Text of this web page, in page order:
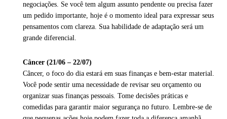
negociações. Se você tem algum assunto pendente ou precisa fazer
um pedido importante, hoje é o momento ideal para expressar seus
pensamentos com clareza. Sua habilidade de adaptação será um
grande diferencial.
Câncer (21/06 – 22/07)
Câncer, o foco do dia estará em suas finanças e bem-estar material.
Você pode sentir uma necessidade de revisar seu orçamento ou
organizar suas finanças pessoais. Tome decisões práticas e
comedidas para garantir maior segurança no futuro. Lembre-se de